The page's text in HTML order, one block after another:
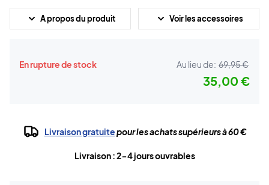
A propos du produit Voir les accessoires
En rupture de stock Au lieu de: 69,95 €
35,00 €
Livraison gratuitepour les achats supérieurs à 60 €
Livraison : 2-4 jours ouvrables